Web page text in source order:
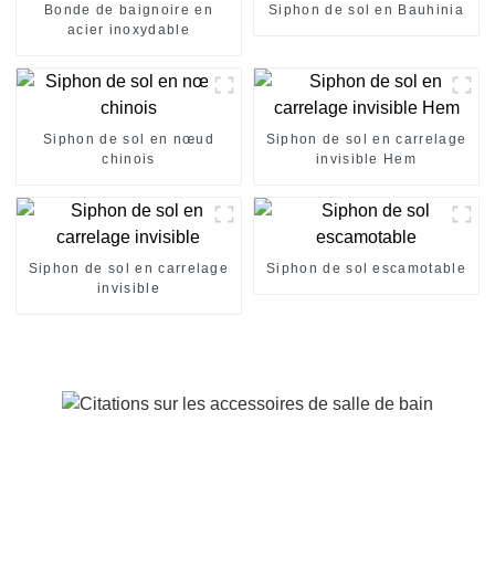
Bonde de baignoire en
acier inoxydable
Siphon de sol en Bauhinia
Siphon de sol en nœud
chinois
Siphon de sol en carrelage
invisible Hem
Siphon de sol en carrelage
invisible
Siphon de sol escamotable